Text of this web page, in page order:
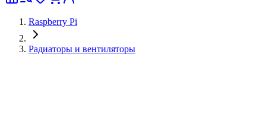
Raspberry Pi
Радиаторы и вентиляторы